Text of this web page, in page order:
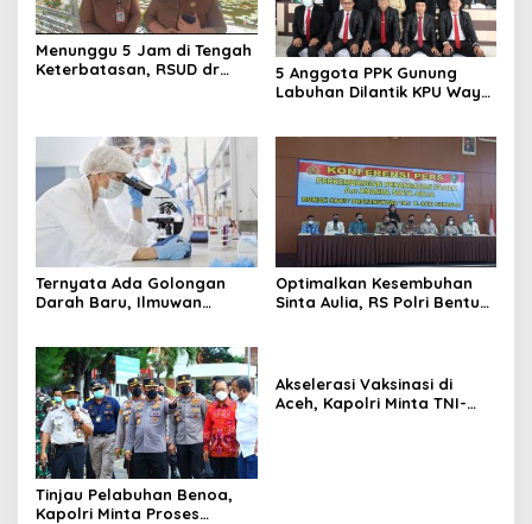
Menunggu 5 Jam di Tengah
Keterbatasan, RSUD dr
5 Anggota PPK Gunung
Labuhan Dilantik KPU Way
Ternyata Ada Golongan
Darah Baru, Ilmuwan
Optimalkan Kesembuhan
Sinta Aulia, RS Polri Bentuk
Tinjau Pelabuhan Benoa,
Kapolri Minta Proses
Akselerasi Vaksinasi di
Aceh, Kapolri Minta TNI-